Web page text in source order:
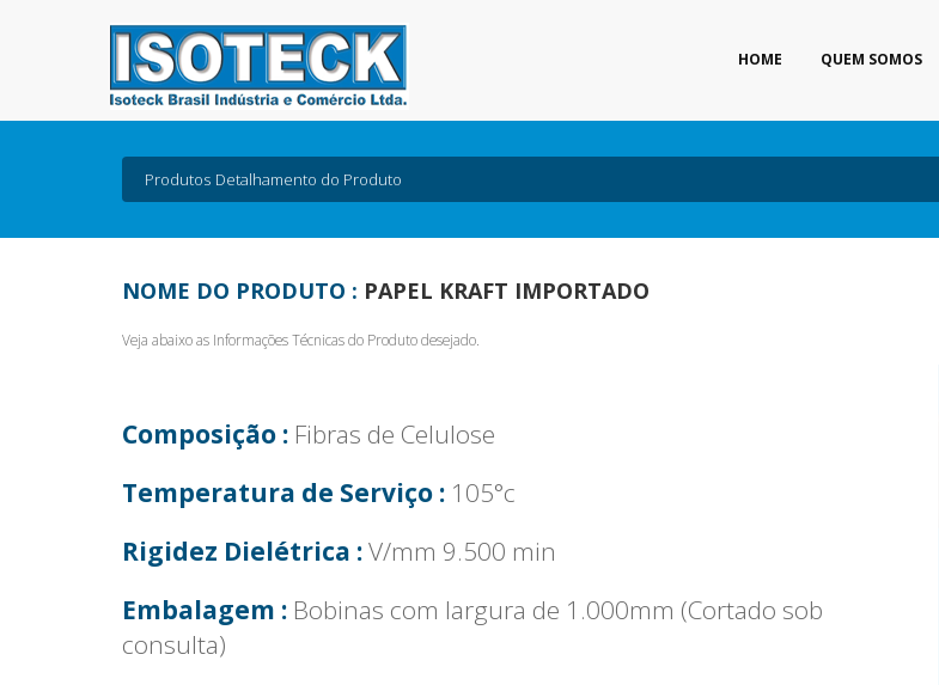
HOME QUEM SOMOS
Produtos Detalhamento do Produto
NOME DO PRODUTO : PAPEL KRAFT IMPORTADO
Veja abaixo as Informações Técnicas do Produto desejado.
Composição : Fibras de Celulose
Temperatura de Serviço : 105°c
Rigidez Dielétrica :V/mm 9.500 min
Embalagem : Bobinas com largura de 1.000mm (Cortado sob
consulta)